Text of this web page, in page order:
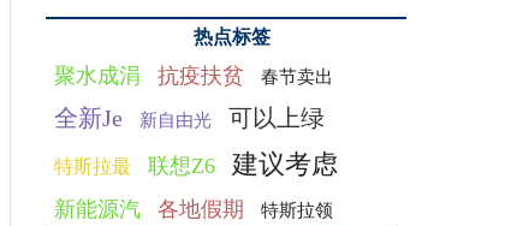
热点标签
聚水成涓 抗疫扶贫 春节卖出
全新Je 新自由光 可以上绿
特斯拉最 联想Z6 建议考虑
新能源汽 各地假期 特斯拉领